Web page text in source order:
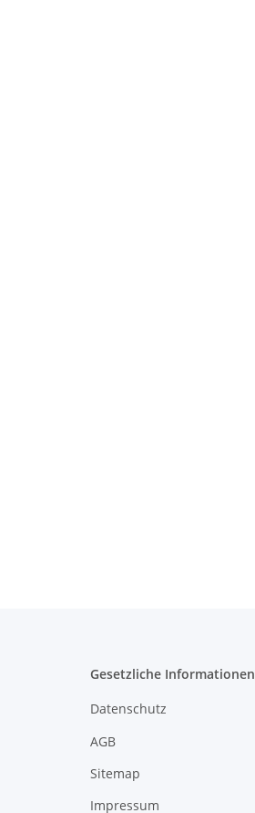
Gesetzliche Informationen
Datenschutz
AGB
Sitemap
Impressum